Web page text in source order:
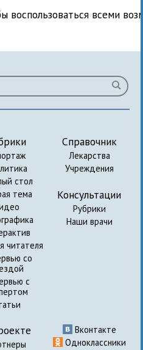
воспользоваться всеми
стол
тема
читателя
со
с
Справочник
Лекарства
Учреждения
Консультации
Рубрики
Наши врачи
Вконтакте
Одноклассники